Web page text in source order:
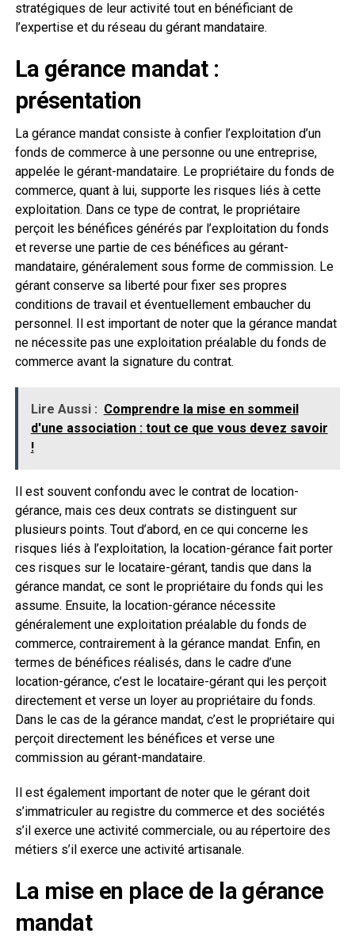
stratégiques de leur activité tout en bénéficiant de
l’expertise et du réseau du gérant mandataire.
La gérance mandat :
présentation
La gérance mandat consiste à confier l’exploitation d’un
fonds de commerce à une personne ou une entreprise,
appelée le gérant-mandataire. Le propriétaire du fonds de
commerce, quant à lui, supporte les risques liés à cette
exploitation. Dans ce type de contrat, le propriétaire
perçoit les bénéfices générés par l’exploitation du fonds
et reverse une partie de ces bénéfices au gérant-
mandataire, généralement sous forme de commission. Le
gérant conserve sa liberté pour fixer ses propres
conditions de travail et éventuellement embaucher du
personnel. Il est important de noter que la gérance mandat
ne nécessite pas une exploitation préalable du fonds de
commerce avant la signature du contrat.
Lire Aussi : Comprendre la mise en sommeil
d'une association : tout ce que vous devez savoir
!
Il est souvent confondu avec le contrat de location-
gérance, mais ces deux contrats se distinguent sur
plusieurs points. Tout d’abord, en ce qui concerne les
risques liés à l’exploitation, la location-gérance fait porter
ces risques sur le locataire-gérant, tandis que dans la
gérance mandat, ce sont le propriétaire du fonds qui les
assume. Ensuite, la location-gérance nécessite
généralement une exploitation préalable du fonds de
commerce, contrairement à la gérance mandat. Enfin, en
termes de bénéfices réalisés, dans le cadre d’une
location-gérance, c’est le locataire-gérant qui les perçoit
directement et verse un loyer au propriétaire du fonds.
Dans le cas de la gérance mandat, c’est le propriétaire qui
perçoit directement les bénéfices et verse une
commission au gérant-mandataire.
Il est également important de noter que le gérant doit
s’immatriculer au registre du commerce et des sociétés
s’il exerce une activité commerciale, ou au répertoire des
métiers s’il exerce une activité artisanale.
La mise en place de la gérance
mandat